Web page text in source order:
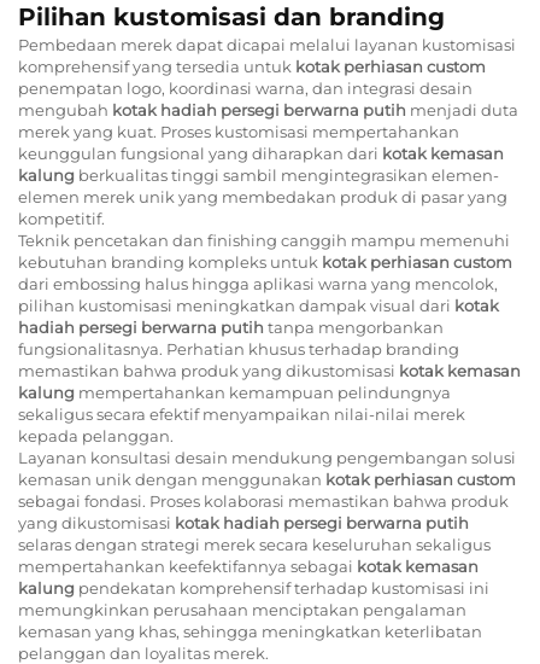
Pilihan kustomisasi dan branding
Pembedaan merek dapat dicapai melalui layanan kustomisasi
komprehensif yang tersedia untuk kotak perhiasan custom
penempatan logo, koordinasi warna, dan integrasi desain
mengubah kotak hadiah persegi berwarna putih menjadi duta
merek yang kuat. Proses kustomisasi mempertahankan
keunggulan fungsional yang diharapkan dari kotak kemasan
kalung berkualitas tinggi sambil mengintegrasikan elemen-
elemen merek unik yang membedakan produk di pasar yang
kompetitif.
Teknik pencetakan dan finishing canggih mampu memenuhi
kebutuhan branding kompleks untuk kotak perhiasan custom
dari embossing halus hingga aplikasi warna yang mencolok,
pilihan kustomisasi meningkatkan dampak visual dari kotak
hadiah persegi berwarna putih tanpa mengorbankan
fungsionalitasnya. Perhatian khusus terhadap branding
memastikan bahwa produk yang dikustomisasi kotak kemasan
kalung mempertahankan kemampuan pelindungnya
sekaligus secara efektif menyampaikan nilai-nilai merek
kepada pelanggan.
Layanan konsultasi desain mendukung pengembangan solusi
kemasan unik dengan menggunakan kotak perhiasan custom
sebagai fondasi. Proses kolaborasi memastikan bahwa produk
yang dikustomisasi kotak hadiah persegi berwarna putih
selaras dengan strategi merek secara keseluruhan sekaligus
mempertahankan keefektifannya sebagai kotak kemasan
kalung pendekatan komprehensif terhadap kustomisasi ini
memungkinkan perusahaan menciptakan pengalaman
kemasan yang khas, sehingga meningkatkan keterlibatan
pelanggan dan loyalitas merek.